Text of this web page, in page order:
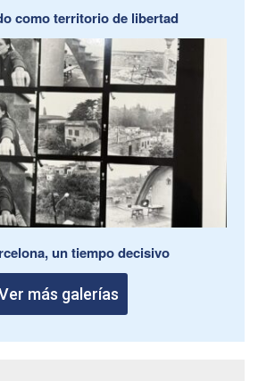
como territorio de libertad
un tiempo decisivo
más galerías